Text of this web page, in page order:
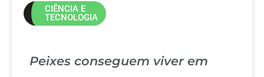
CIÊNCIA E
TECNOLOGIA
Peixes conseguem viver em